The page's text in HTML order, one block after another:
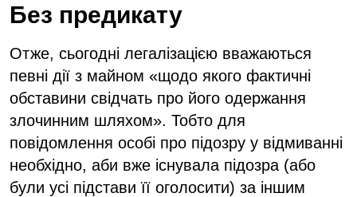
Без предикату
Отже, сьогодні легалізацією вважаються
певні дії з майном «щодо якого фактичні
обставини свідчать про його одержання
злочинним шляхом». Тобто для
повідомлення особі про підозру у відмиванні
необхідно, аби вже існувала підозра (або
були усі підстави її оголосити) за іншим